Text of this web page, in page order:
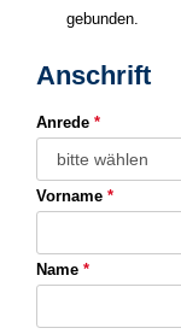
gebunden.
Anschrift
Anrede *
Vorname *
Name *